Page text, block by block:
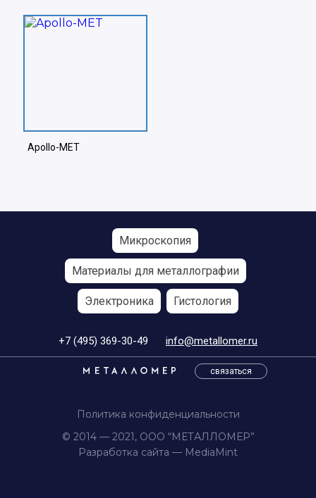
Apollo-MET
Микроскопия
Материалы для металлографии
Электроника Гистология
+7 (495) 369-30-49 info@metallomer.ru
связаться
Политика конфиденциальности
© 2014 — 2021, ООО “МЕТАЛЛОМЕР”
Разработка сайта — MediaMint